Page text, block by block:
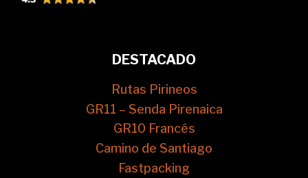
DESTACADO
Rutas Pirineos
GR11 – Senda Pirenaica
GR10 Francés
Camino de Santiago
Fastpacking